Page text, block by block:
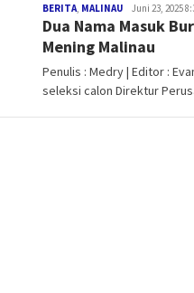
BERITA, MALINAUMedry
Arnandra
Juni 23, 2025
Dua Nama Masuk
Mening Malinau
Penulis : Medry | Editor :
seleksi calon Direktur